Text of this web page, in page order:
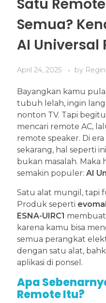
Satu
Semua?
AI Universal
April 24, 2025 by
Bayangkan kamu
tubuh lelah, ingin
nonton TV. Tapi
mencari remote AC,
remote speaker. Di
sekarang, hal seperti
bukan masalah. Maka
semakin populer: AI
Satu alat mungil, tapi
Produk seperti
ESNA-UIRC1
karena kamu bisa
semua perangkat
dengan satu alat,
aplikasi di ponsel.
Apa
Remote Itu?